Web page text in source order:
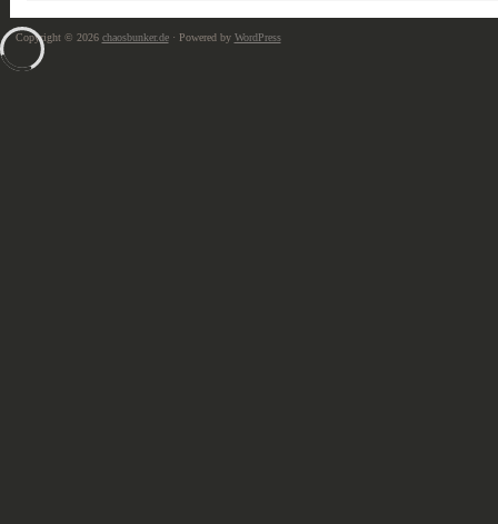
Copyright © 2026 chaosbunker.de· Powered by WordPress